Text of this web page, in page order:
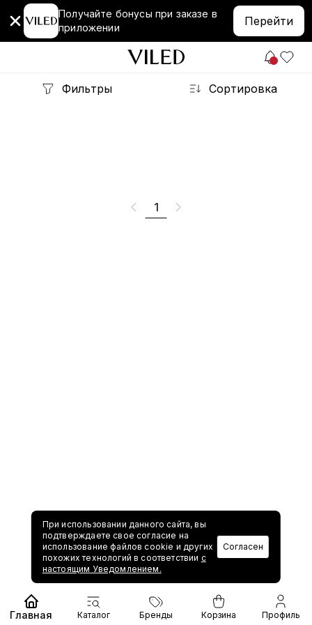
Получайте бонусы при заказе в
приложении
Перейти
Фильтры Сортировка
1
При использовании данного сайта, вы
подтверждаете свое согласие на
использование файлов cookie и других
похожих технологий в соответствии с
настоящим Уведомлением.
Согласен
Главная Каталог Бренды Корзина Профиль